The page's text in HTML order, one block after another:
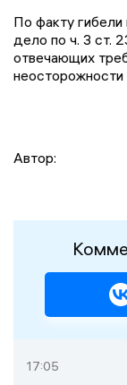
По факту
дело по ч. 3 ст.
отвечающих
Автор:
17:05